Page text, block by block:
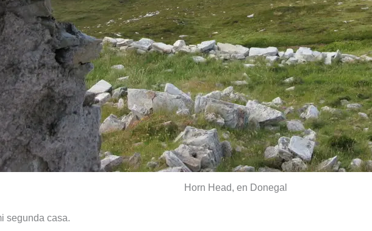
Horn Head, en Donegal
segunda casa.